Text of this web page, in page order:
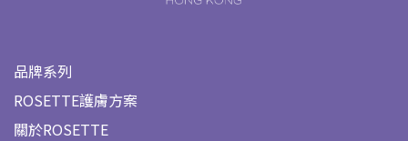
品牌系列
ROSETTE護膚方案
關於ROSETTE